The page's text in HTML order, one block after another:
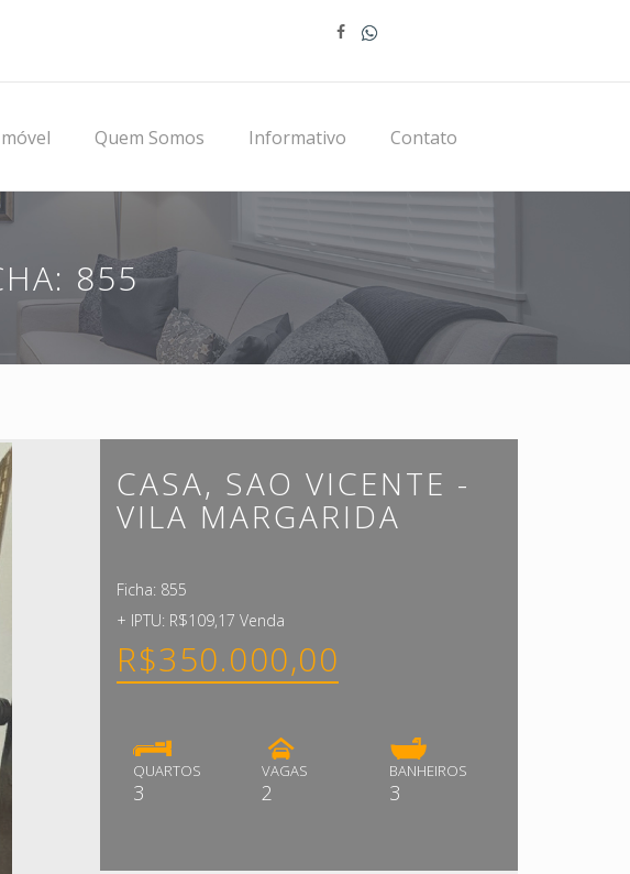
Quem Somos Informativo Contato
855
CASA, SAO VICENTE -
VILA MARGARIDA
Ficha: 855
+ IPTU: R$109,17 Venda
R$350.000,00
QUARTOS
3
VAGAS
2
BANHEIROS
3